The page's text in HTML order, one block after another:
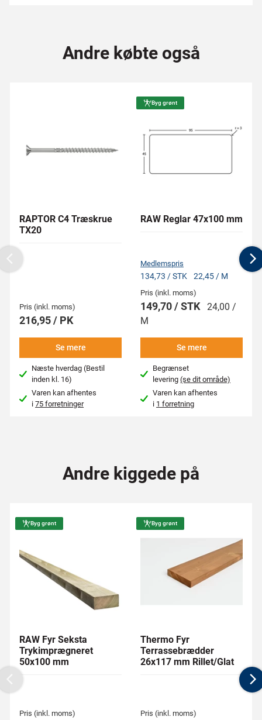
Andre købte også
RAPTOR C4 Træskrue
TX20
Pris (inkl. moms)
216,95 / PK
Se mere
Næste hverdag (Bestil
inden kl. 16)
Varen kan afhentes
i75 forretninger
Byg grønt
RAW Reglar 47x100 mm
Medlemspris
134,73 / STK 22,45 / M
Pris (inkl. moms)
149,70 / STK 24,00 /
M
Se mere
Begrænset
levering(se dit område)
Varen kan afhentes
i 1 forretning
Previous
Andre kiggede på
Byg grønt
RAW Fyr Seksta
Trykimprægneret
50x100 mm
Pris (inkl. moms)
Byg grønt
Thermo Fyr
Terrassebrædder
26x117 mm Rillet/Glat
Pris (inkl. moms)
Previous